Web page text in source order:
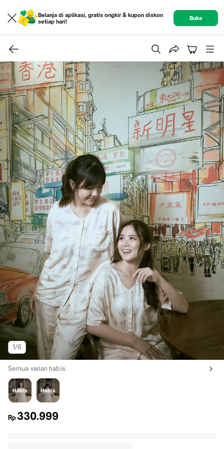
Belanja di aplikasi, gratis ongkir & kupon diskon
setiap hari!
Buka
1/6
Lihat semua variant:
Semua varian habis
Habis
Short pants
Habis
Long pants
Rp 330.999